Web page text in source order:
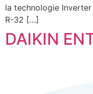
la technologie
R-32 […]
DAIKIN